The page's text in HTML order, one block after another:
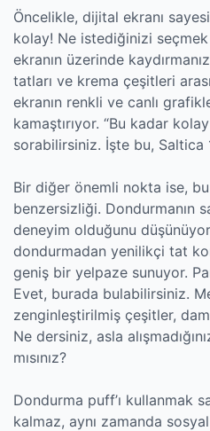
Öncelikle, dijital ekranı
kolay! Ne istediğinizi seçmek
ekranın üzerinde
tatları ve krema çeşitleri
ekranın renkli ve canlı
kamaştırıyor. “Bu kadar
sorabilirsiniz. İşte bu, Saltica
Bir diğer önemli nokta ise,
benzersizliği. Dondurmanın
deneyim olduğunu
dondurmadan yenilikçi tat
geniş bir yelpaze sunuyor.
Evet, burada bulabilirsiniz.
zenginleştirilmiş çeşitler,
Ne dersiniz, asla
mısınız?
Dondurma puff’ı kullanmak
kalmaz, aynı zamanda